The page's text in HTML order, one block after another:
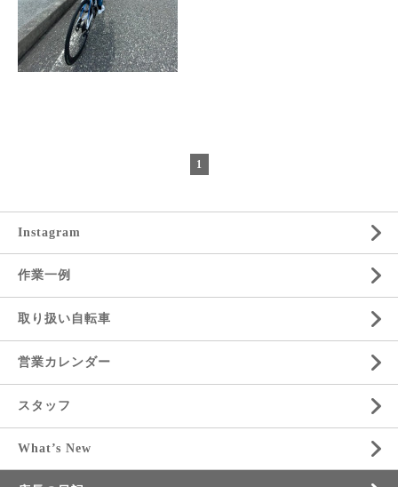
1
Instagram
作業一例
取り扱い自転車
営業カレンダー
スタッフ
What’s New